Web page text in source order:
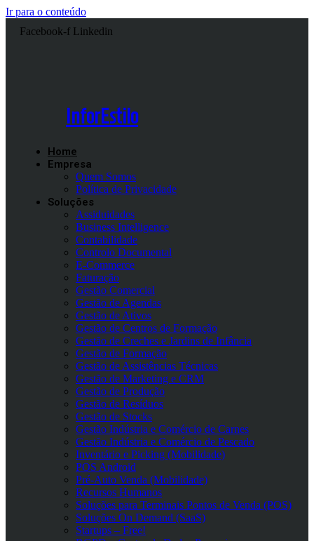
Ir para o conteúdo
Facebook-f Linkedin
InforEstilo
Home
Empresa
Quem Somos
Política de Privacidade
Soluções
Assiduidades
Business Intelligence
Contabilidade
Controlo Documental
E-Commerce
Faturação
Gestão Comercial
Gestão de Agendas
Gestão de Ativos
Gestão de Centros de Formação
Gestão de Creches e Jardins de Infância
Gestão de Formação
Gestão de Assistências Técnicas
Gestão de Marketing e CRM
Gestão de Produção
Gestão de Resíduos
Gestão de Stocks
Gestão Indústria e Comércio de Carnes
Gestão Indústria e Comércio de Pescado
Inventário e Picking (Mobilidade)
POS Android
Pré-Auto Venda (Mobilidade)
Recursos Humanos
Soluções para Terminais Pontos de Venda (POS)
Soluções On Demand (SaaS)
Startups – Free!